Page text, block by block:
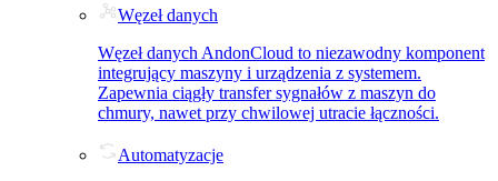
Węzeł danych
Węzeł danych AndonCloud to niezawodny komponent
integrujący maszyny i urządzenia z systemem.
Zapewnia ciągły transfer sygnałów z maszyn do
chmury, nawet przy chwilowej utracie łączności.
Automatyzacje